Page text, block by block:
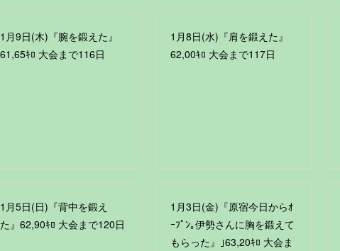
1月9日(木)『腕を鍛えた』
61,65ｷﾛ 大会まで116日
1月8日(水)『肩を鍛えた』
62,00ｷﾛ 大会まで117日
1月5日(日)『背中を鍛え
た』62,90ｷﾛ 大会まで120日
1月3日(金)『原宿今日からｵ
ｰﾌﾟﾝ｡伊勢さんに胸を鍛えて
もらった』｣63,20ｷﾛ 大会ま